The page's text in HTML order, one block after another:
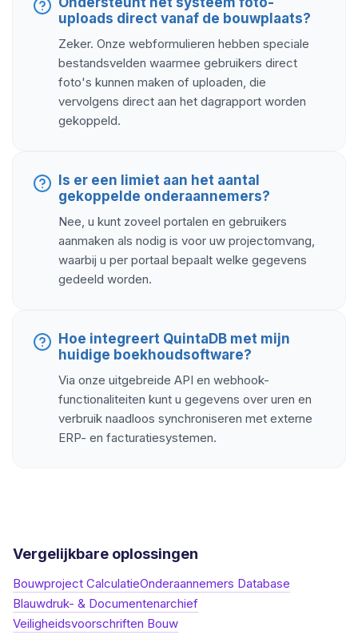
uploads direct vanaf de bouwplaats?
Zeker. Onze webformulieren hebben speciale
bestandsvelden waarmee gebruikers direct
foto's kunnen maken of uploaden, die
vervolgens direct aan het dagrapport worden
gekoppeld.
Is er een limiet aan het aantal
gekoppelde onderaannemers?
Nee, u kunt zoveel portalen en gebruikers
aanmaken als nodig is voor uw projectomvang,
waarbij u per portaal bepaalt welke gegevens
gedeeld worden.
Hoe integreert QuintaDB met mijn
huidige boekhoudsoftware?
Via onze uitgebreide API en webhook-
functionaliteiten kunt u gegevens over uren en
verbruik naadloos synchroniseren met externe
ERP- en facturatiesystemen.
Vergelijkbare oplossingen
Bouwproject CalculatieOnderaannemers Database
Blauwdruk- & Documentenarchief
Veiligheidsvoorschriften Bouw